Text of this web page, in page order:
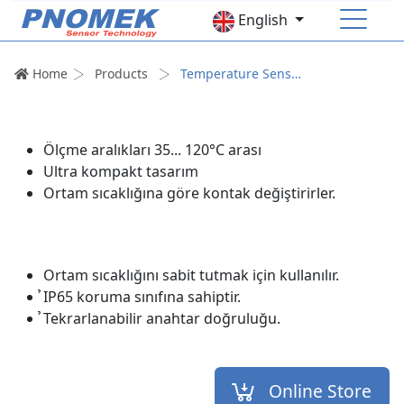
English
CORPORATE
PRODUCTS
HUMAN RESOURCES
Home Products Temperature Sensor
Ölçme aralıkları 35... 120°C arası
Ultra kompakt tasarım
Ortam sıcaklığına göre kontak değiştirirler.
Ortam sıcaklığını sabit tutmak için kullanılır.
̉IP65 koruma sınıfına sahiptir.
̉Tekrarlanabilir anahtar doğruluğu.
Online Store